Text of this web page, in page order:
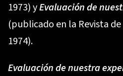
1973) yEvaluación de
(publicado en la Revista
1974).
Evaluación de nuestra